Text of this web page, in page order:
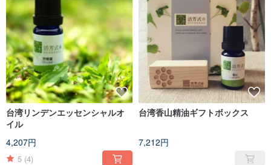
台湾リンデンエッセンシャルオ
イル
4,207円
5 (4)
台湾香山精油ギフトボックス
7,212円